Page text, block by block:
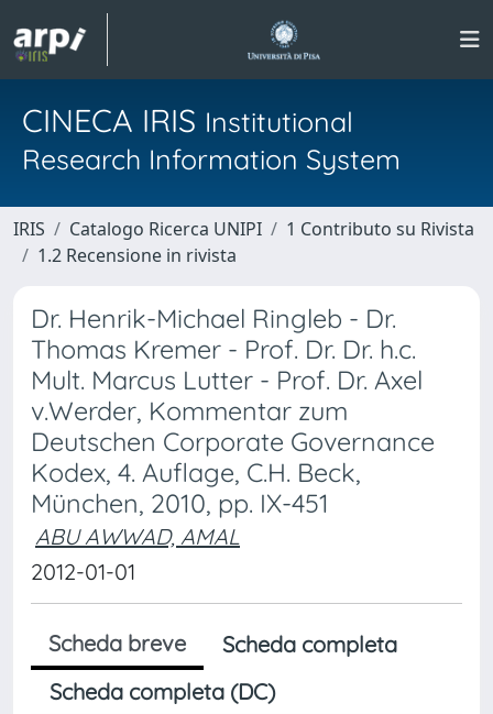
CINECA IRIS Institutional
Research Information System
IRIS Catalogo Ricerca UNIPI
1 Contributo su Rivista
1.2 Recensione in rivista
Dr. Henrik-Michael Ringleb - Dr.
Thomas Kremer - Prof. Dr. Dr. h.c.
Mult. Marcus Lutter - Prof. Dr. Axel
v.Werder, Kommentar zum
Deutschen Corporate Governance
Kodex, 4. Auflage, C.H. Beck,
München, 2010, pp. IX-451
ABU AWWAD, AMAL
2012-01-01
Scheda breve
Scheda completa
Scheda completa (DC)